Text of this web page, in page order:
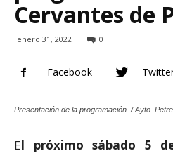
Cervantes de
enero 31, 2022 0
Facebook
Presentación de la programación. / Ayto.
El próximo sábado 5